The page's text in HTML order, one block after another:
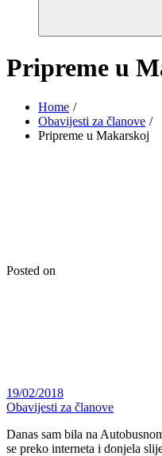
Pripreme u
Home
Obavijesti za članove
Pripreme u Makarskoj
Posted on
19/02/2018
Obavijesti za članove
Danas sam bila na
se preko interneta i donjela